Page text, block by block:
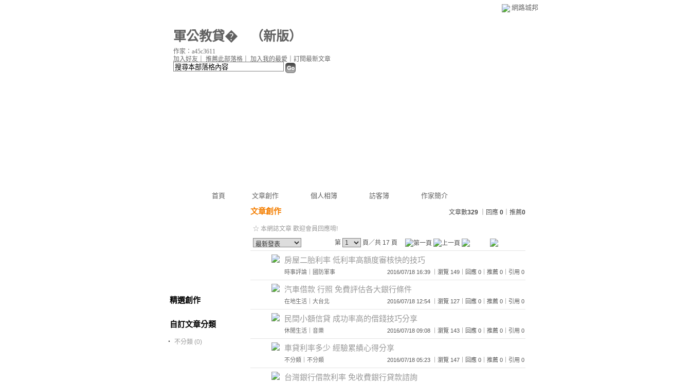
網路城邦
軍公教貸� （新版）
首頁 文章創作 個人相簿 訪客簿 作家簡介
加入好友 推薦此部落格 加入我的最愛 訂閱最新文章
作家：a45c3611
精選創作
自訂文章分類
‧ 不分類 (0)
文章創作 文章數329 ｜回應 0 ｜推薦0
☆ 本網誌文章 歡迎會員回應唷!
第
頁／共 17 頁
房屋二胎利率 低利率高額度審核快的技巧
時事評論 國防軍事 2016/07/18 16:39 ｜瀏覽 149｜回應 0｜推薦 0｜引用 0
汽車借款 行照 免費評估各大銀行條件
在地生活 大台北 2016/07/18 12:54 ｜瀏覽 127｜回應 0｜推薦 0｜引用 0
民間小額信貸 成功率高的借錢技巧分享
休閒生活 音樂 2016/07/18 09:08 ｜瀏覽 143｜回應 0｜推薦 0｜引用 0
車貸利率多少 經驗累績心得分享
不分類 不分類 2016/07/18 05:23 ｜瀏覽 147｜回應 0｜推薦 0｜引用 0
台灣銀行借款利率 免收費銀行貸款諮詢